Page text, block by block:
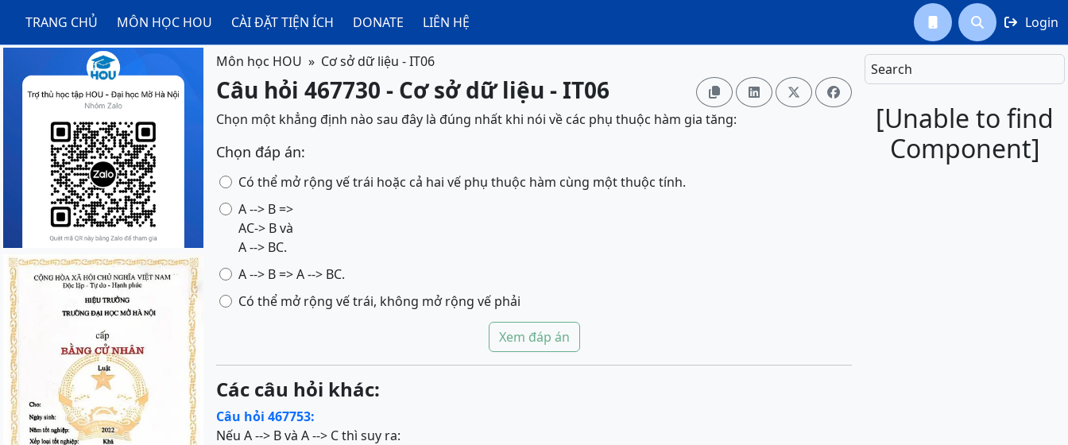
TRANG CHỦ MÔN HỌC HOU CÀI ĐẶT TIỆN ÍCH DONATE LIÊN HỆ   Login
Search
[Unable to find
Component]
Môn học HOU Cơ sở dữ liệu - IT06
Câu hỏi 467730 - Cơ sở dữ liệu - IT06    
Chọn một khẳng định nào sau đây là đúng nhất khi nói về các phụ thuộc hàm gia tăng:
Chọn đáp án:
Có thể mở rộng vế trái hoặc cả hai vế phụ thuộc hàm cùng một thuộc tính.
A --> B =>
AC-> B và
A --> BC.
A --> B => A --> BC.
Có thể mở rộng vế trái, không mở rộng vế phải
Xem đáp án
Các câu hỏi khác:
Câu hỏi 467753:
Nếu A --> B và A --> C thì suy ra: